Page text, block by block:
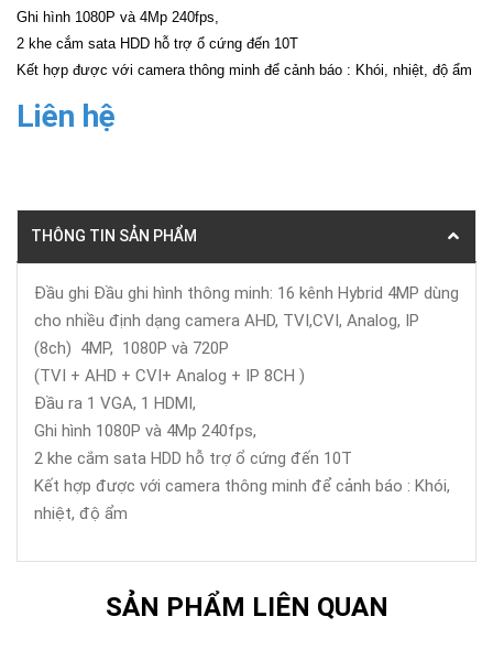
Ghi hình 1080P và 4Mp 240fps,
2 khe cắm sata HDD hỗ trợ ổ cứng đến 10T
Kết hợp được với camera thông minh để cảnh báo : Khói, nhiệt, độ ẩm
Liên hệ
THÔNG TIN SẢN PHẨM
Đầu ghi Đầu ghi hình thông minh: 16 kênh Hybrid 4MP dùng
cho nhiều định dạng camera AHD, TVI,CVI, Analog, IP
(8ch) 4MP, 1080P và 720P
(TVI + AHD + CVI+ Analog + IP 8CH )
Đầu ra 1 VGA, 1 HDMI,
Ghi hình 1080P và 4Mp 240fps,
2 khe cắm sata HDD hỗ trợ ổ cứng đến 10T
Kết hợp được với camera thông minh để cảnh báo : Khói,
nhiệt, độ ẩm
SẢN PHẨM LIÊN QUAN